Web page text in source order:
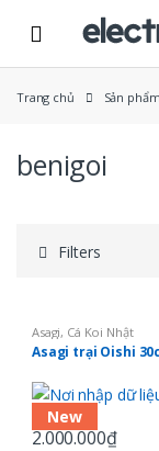
navigation
content
Trang chủ Sản
benigoi
Filters
New
Asagi, Cá Koi Nhật
Asagi trại Oishi
2.000.000₫